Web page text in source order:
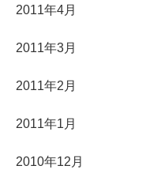
2011年4月
2011年3月
2011年2月
2011年1月
2010年12月